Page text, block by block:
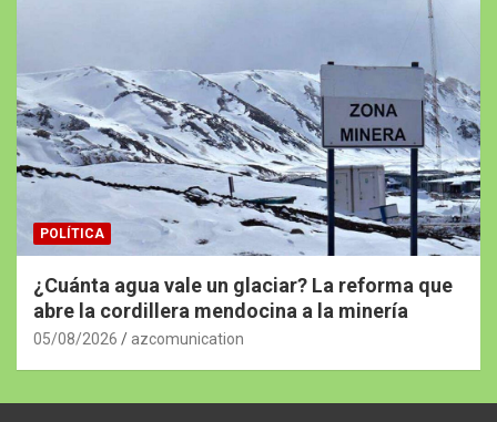
POLÍTICA
¿Cuánta agua vale un glaciar? La reforma que
abre la cordillera mendocina a la minería
05/08/2026 azcomunication